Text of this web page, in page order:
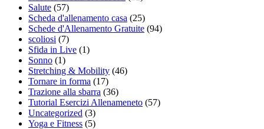
Salute (57)
Scheda d'allenamento casa (25)
Schede d'Allenamento Gratuite (94)
scoliosi (7)
Sfida in Live (1)
Sonno (1)
Stretching & Mobility (46)
Tornare in forma (17)
Trazione alla sbarra (36)
Tutorial Esercizi Allenameneto (57)
Uncategorized (3)
Yoga e Fitness (5)